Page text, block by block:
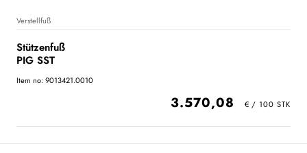
Verstellfuß
Stützenfuß
PIG SST
Item no: 9013421.0010
3.570,08